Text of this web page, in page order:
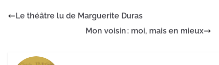
Le théâtre lu de Marguerite Duras
Mon voisin : moi, mais en mieux